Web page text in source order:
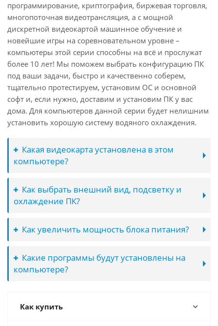
программирование, криптография, биржевая торговля,
многопоточная видеотрансляция, а с мощной
дискретной видеокартой машинное обучение и
новейшие игры на соревновательном уровне –
компьютеры этой серии способны на всё и прослужат
более 10 лет! Мы поможем выбрать конфигурацию ПК
под ваши задачи, быстро и качественно соберем,
тщательно протестируем, установим ОС и основной
софт и, если нужно, доставим и установим ПК у вас
дома. Для компьютеров данной серии будет нелишним
установить хорошую систему водяного охлаждения.
Какая видеокарта установлена в этом
компьютере?
Как выбрать внешний вид, подсветку и
охлаждение ПК?
Как увеличить мощность блока питания?
Какие программы будут установлены на
компьютере?
Как купить